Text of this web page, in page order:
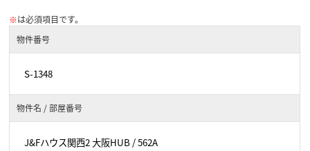
※は必須項目です。
物件番号
物件名 / 部屋番号